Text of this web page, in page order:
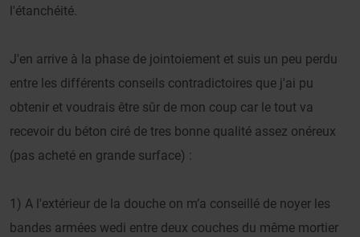
l'étanchéité.
J'en arrive à la phase de jointoiement et suis un peu perdu
entre les différents conseils contradictoires que j'ai pu
obtenir et voudrais être sûr de mon coup car le tout va
recevoir du béton ciré de tres bonne qualité assez onéreux
(pas acheté en grande surface) :
1) A l'extérieur de la douche on m’a conseillé de noyer les
bandes armées wedi entre deux couches du même mortier